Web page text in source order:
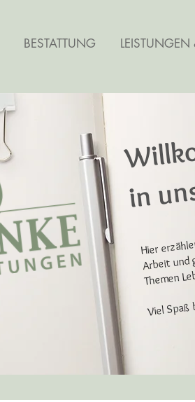
BESTATTUNG
in
Hier
Arbeit und
Themen
Viel